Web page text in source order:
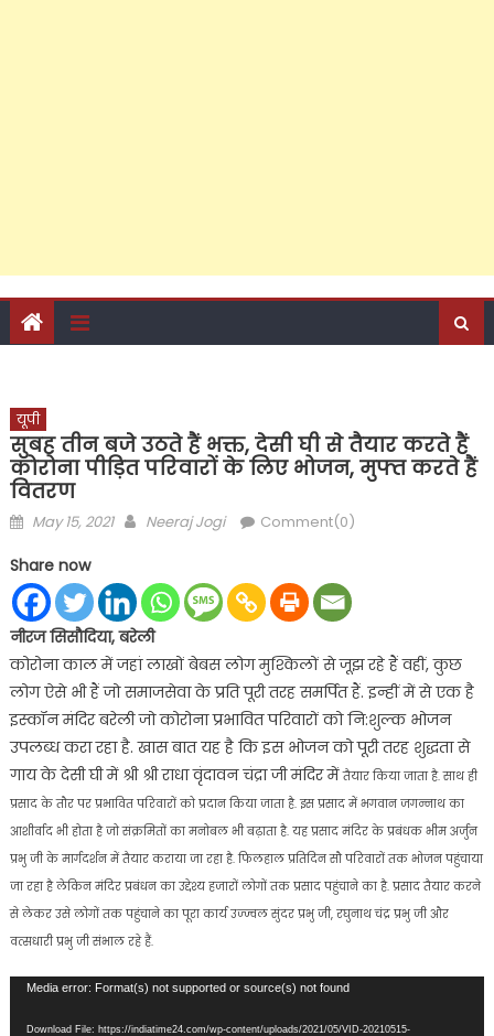
यूपी
सुबह तीन बजे उठते हैं भक्त, देसी घी से तैयार करते हैं
कोरोना पीड़ित परिवारों के लिए भोजन, मुफ्त करते हैं
वितरण
Posted
May 15, 2021 Author
Neeraj Jogi Comment(0)
Share now
नीरज सिसौदिया, बरेली
कोरोना काल में जहां लाखों बेबस लोग मुश्किलों से जूझ रहे हैं वहीं, कुछ
लोग ऐसे भी हैं जो समाजसेवा के प्रति पूरी तरह समर्पित हैं. इन्हीं में से एक है
इस्कॉन मंदिर बरेली जो कोरोना प्रभावित परिवारों को नि:शुल्क भोजन
उपलब्ध करा रहा है. खास बात यह है कि इस भोजन को पूरी तरह शुद्धता से
गाय के देसी घी में श्री श्री राधा वृंदावन चंद्रा जी मंदिर मेंतैयार किया जाता है. साथ ही
प्रसाद के तौर पर प्रभावित परिवारों को प्रदान किया जाता है. इस प्रसाद में भगवान जगन्नाथ का
आशीर्वाद भी होता है जो संक्रमितों का मनोबल भी बढ़ाता है. यह प्रसाद मंदिर के प्रबंधक भीम अर्जुन
प्रभु जी के मार्गदर्शन में तैयार कराया जा रहा है. फिलहाल प्रतिदिन सौ परिवारों तक भोजन पहुंचाया
जा रहा है लेकिन मंदिर प्रबंधन का उद्देश्य हजारों लोगों तक प्रसाद पहुंचाने का है. प्रसाद तैयार करने
से लेकर उसे लोगों तक पहुंचाने का पूरा कार्य उज्ज्वल सुंदर प्रभु जी, रघुनाथ चंद्र प्रभु जी और
वत्सधारी प्रभु जी संभाल रहे हैं.
Video
Media error: Format(s) not supported or source(s) not found
Download File: https://indiatime24.com/wp-content/uploads/2021/05/VID-20210515-